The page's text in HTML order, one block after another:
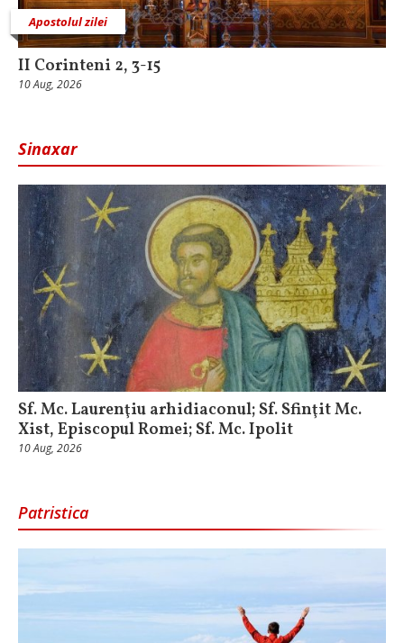
Apostolul zilei
II Corinteni 2, 3-15
10 Aug, 2026
Sinaxar
Sf. Mc. Laurenţiu arhidiaconul; Sf. Sfinţit Mc.
Xist, Episcopul Romei; Sf. Mc. Ipolit
10 Aug, 2026
Patristica